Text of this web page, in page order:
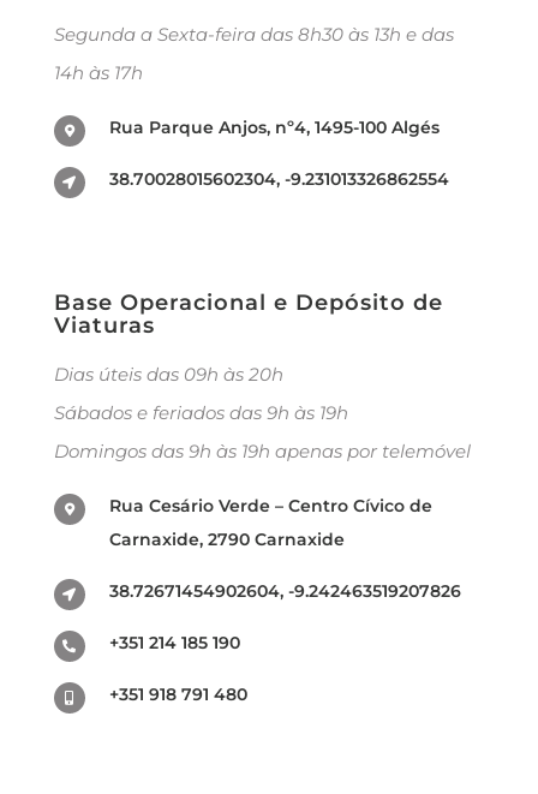
Segunda a Sexta-feira das 8h30 às 13h e das
14h às 17h
Rua Parque Anjos, nº4, 1495-100 Algés
38.70028015602304, -9.231013326862554
Base Operacional e Depósito de
Viaturas
Dias úteis das 09h às 20h
Sábados e feriados das 9h às 19h
Domingos das 9h às 19h apenas por telemóvel
Rua Cesário Verde – Centro Cívico de
Carnaxide, 2790 Carnaxide
38.72671454902604, -9.242463519207826
+351 214 185 190
+351 918 791 480